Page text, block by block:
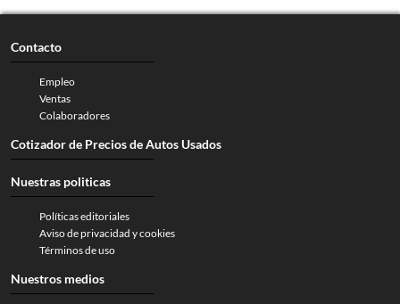
Contacto
Empleo
Ventas
Colaboradores
Cotizador de Precios de Autos Usados
Nuestras politicas
Políticas editoriales
Aviso de privacidad y cookies
Términos de uso
Nuestros medios